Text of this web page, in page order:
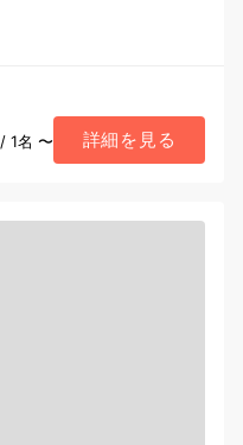
/ 1名 〜 詳細を見る